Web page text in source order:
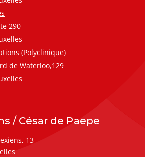
290
(Polyclinique)
de Waterloo,129
/ César de Paepe
13